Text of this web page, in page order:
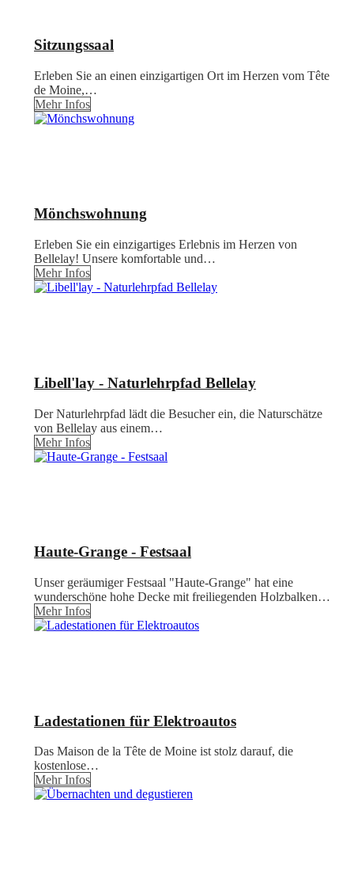
Sitzungssaal
Erleben Sie an einen einzigartigen Ort im Herzen vom Tête
de Moine,…
Mehr Infos
Mönchswohnung
Erleben Sie ein einzigartiges Erlebnis im Herzen von
Bellelay! Unsere komfortable und…
Mehr Infos
Libell'lay - Naturlehrpfad Bellelay
Der Naturlehrpfad lädt die Besucher ein, die Naturschätze
von Bellelay aus einem…
Mehr Infos
Haute-Grange - Festsaal
Unser geräumiger Festsaal "Haute-Grange" hat eine
wunderschöne hohe Decke mit freiliegenden Holzbalken…
Mehr Infos
Ladestationen für Elektroautos
Das Maison de la Tête de Moine ist stolz darauf, die
kostenlose…
Mehr Infos